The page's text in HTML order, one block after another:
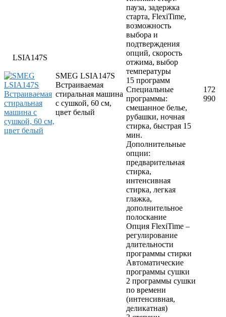
LSIA147S
SMEG LSIA147S
Встраиваемая
стиральная машина
с сушкой, 60 см,
цвет белый
пауза, задержка
старта, FlexiTime,
возможность
выбора и
подтверждения
опций, скорость
отжима, выбор
температуры
15 программ
Специальные
программы:
смешанное белье,
рубашки, ночная
стирка, быстрая 15
мин.
Дополнительные
опции:
предварительная
стирка,
интенсивная
стирка, легкая
глажка,
дополнительное
полоскание
Опция FlexiTime –
регулирование
длительности
программы стирки
Автоматические
программы сушки
2 программы сушки
по времени
(интенсивная,
деликатная)
172
990